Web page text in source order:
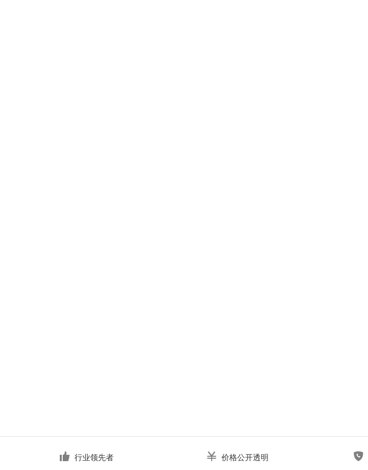
行业领先者 价格公开透明